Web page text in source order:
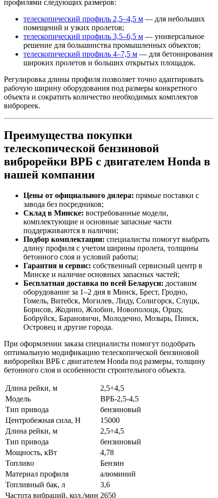
профилями следующих размеров:
телескопический профиль 2,5–4,5 м — для небольших
помещений и узких пролетов;
телескопический профиль 3,5–6,5 м — универсальное
решение для большинства промышленных объектов;
телескопический профиль 4–7,5 м — для бетонирования
широких пролетов и больших открытых площадок.
Регулировка длины профиля позволяет точно адаптировать
рабочую ширину оборудования под размеры конкретного
объекта и сократить количество необходимых комплектов
виброреек.
Преимущества покупки
телескопической бензиновой
виброрейки ВРБ с двигателем Honda в
нашей компании
Цены от официального дилера: прямые поставки с
завода без посредников;
Склад в Минске: востребованные модели,
комплектующие и основные запасные части
поддерживаются в наличии;
Подбор комплектации: специалисты помогут выбрать
длину профиля с учетом ширины пролета, толщины
бетонного слоя и условий работы;
Гарантия и сервис: собственный сервисный центр в
Минске и наличие основных запасных частей;
Бесплатная доставка по всей Беларуси: доставим
оборудование за 1–2 дня в Минск, Брест, Гродно,
Гомель, Витебск, Могилев, Лиду, Солигорск, Слуцк,
Борисов, Жодино, Жлобин, Новополоцк, Оршу,
Бобруйск, Барановичи, Молодечно, Мозырь, Пинск,
Островец и другие города.
При оформлении заказа специалисты помогут подобрать
оптимальную модификацию телескопической бензиновой
виброрейки ВРБ с двигателем Honda под размеры, толщину
бетонного слоя и особенности строительного объекта.
Длина рейки, м
2,5÷4,5
Модель
ВРБ-2,5-4,5
Тип привода
бензиновый
Центробежная сила, Н
15000
Длина рейки, м
2,5÷4,5
Тип привода
бензиновый
Мощность, кВт
4,78
Топливо
Бензин
Материал профиля
алюминий
Топливный бак, л
3,6
Частота вибраций, кол./мин 2650